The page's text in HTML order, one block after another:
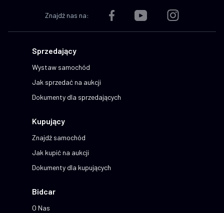
Znajdź nas na:
Sprzedający
Wystaw samochód
Jak sprzedać na aukcji
Dokumenty dla sprzedających
Kupujący
Znajdź samochód
Jak kupić na aukcji
Dokumenty dla kupujących
Bidcar
O Nas